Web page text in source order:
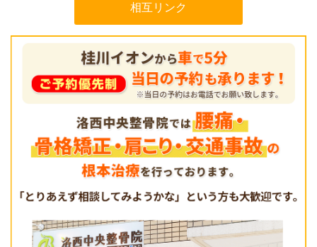
相互リンク